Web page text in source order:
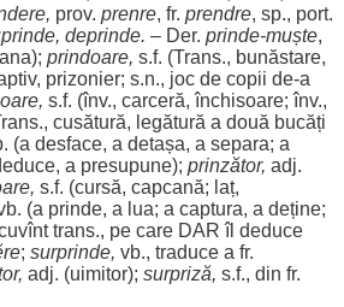
prov. prenre, fr. prendre, sp., port.
, deprinde. – Der. prinde-muște,
); prindoare, s.f. (Trans., bunăstare,
, prizonier; s.n., jocde copii de-a
, s.f. (înv., carceră,închisoare; înv.,
cusătură, legătură a două bucăți
(a desface, a detașa, a separa; a
, a presupune); prinzător, adj.
, s.f. (cursă, capcană; laț,
(a prinde, a lua; a captura, a deține;
trans., pe care DAR îl deduce
; surprinde, vb., traducea fr.
, adj. (uimitor); surpriză, s.f., din fr.